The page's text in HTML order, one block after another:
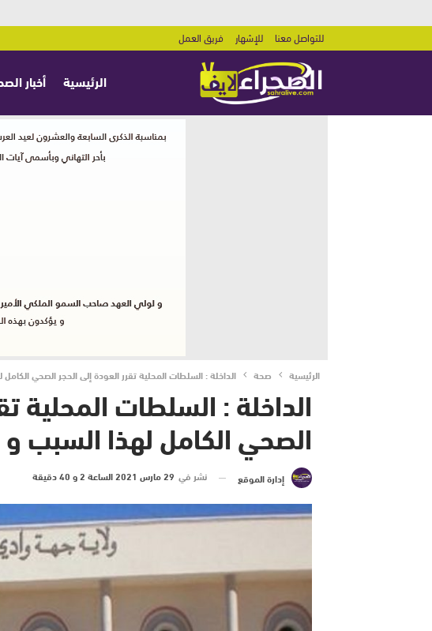
للتواصل معنا للإشهار فريق العمل
الرئيسية أخبار
الرئيسية صحة الداخلة : السلطات المحلية تقرر العودة إلى الحجر الصحي
الداخلة : السلطات المحلية
الصحي الكامل لهذا السبب
إدارة الموقع نشر في 29 مارس 2021 الساعة 2 و 40 دقيقة